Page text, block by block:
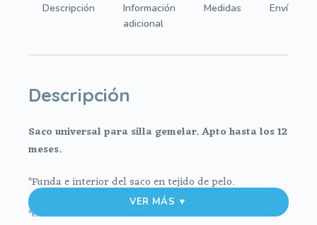
plata
e
del
saco
pelo
negro
Descripción
Información
adicional
Medidas Envíos
Descripción
Saco universal para silla gemelar.Apto hasta los 12
meses.
*Funda e interior del saco en tejido de pelo.
*Cintas para sujeción para las sillas ligeras.
VER MÁS ▼